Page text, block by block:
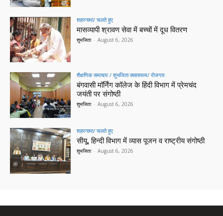
शहरनामा/ चलते हुए
मासव्यापी श्रावण सेवा में बच्चों में दूध वितरण
शुभजिता - August 6, 2026
शैक्षणिक समाचार / शुभजिता क्सासरूम/ रोजगार
बंगवासी मॉर्निंग कॉलेज के हिंदी विभाग में प्रेमचंद
जयंती पर संगोष्ठी
शुभजिता - August 6, 2026
शहरनामा/ चलते हुए
सीयू, हिन्दी विभाग में व्यास पूजन व राष्ट्रीय संगोष्ठी
शुभजिता - August 6, 2026